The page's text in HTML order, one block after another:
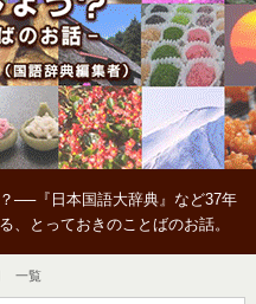
──『日本国語大辞典』など37年
、とっておきのことばのお話。
一覧